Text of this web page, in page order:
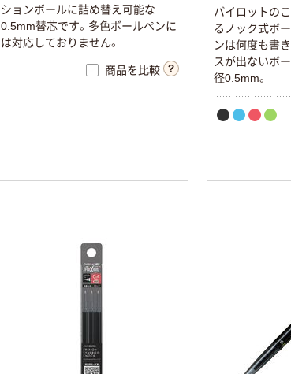
シ ョ ンボールに詰め替え 可能な
0. 5mm替芯です。 多色ボールペンに
は対応しており ません。
商品を比較
パイ ロ ッ トのこ
る ノ ック式ボー
ンは何度も書き
スが出ないボー
径0. 5mm。